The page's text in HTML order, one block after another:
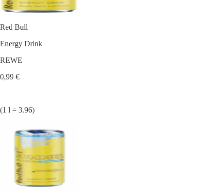
Red Bull
Energy Drink
REWE
0,99 €
(1 l = 3.96)